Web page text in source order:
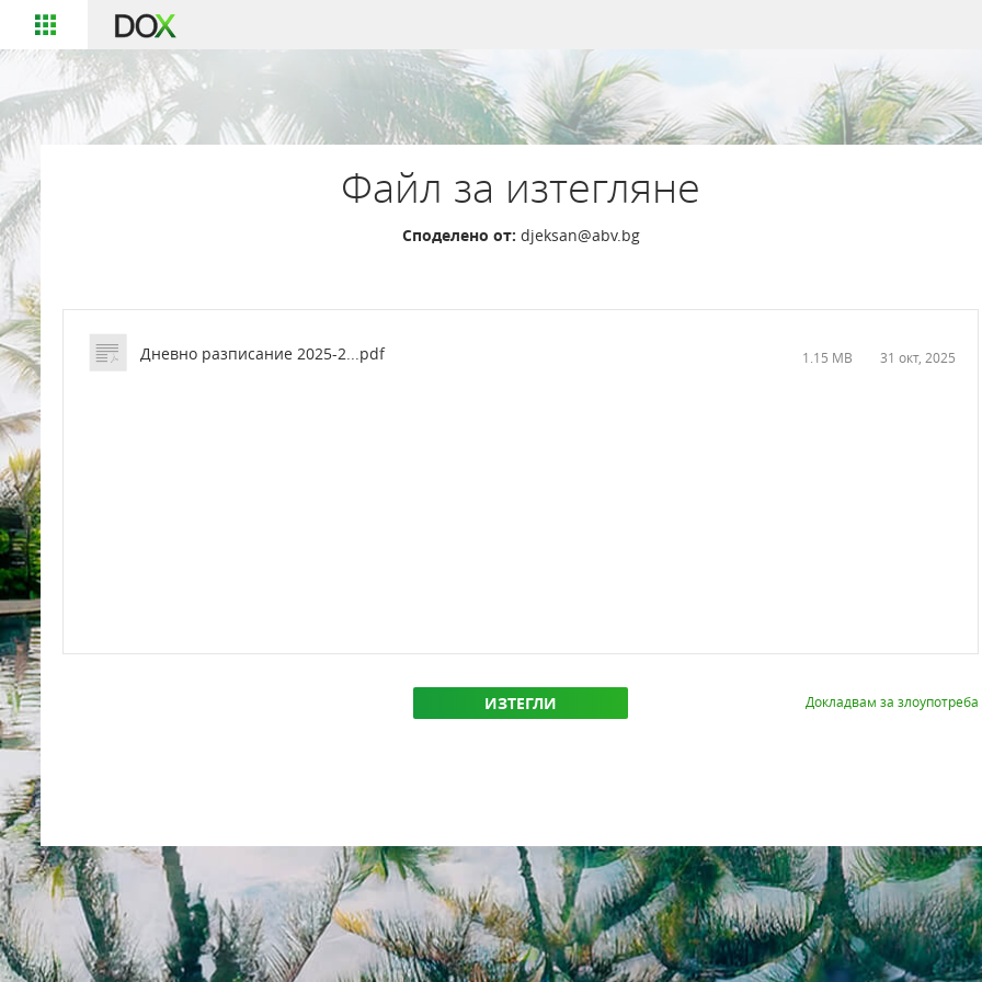
Файл за изтегляне
Споделено от: djeksan@abv.bg
Дневно разписание 2025-2...pdf 31 окт, 2025
1.15 MB
ИЗТЕГЛИ Докладвам за злоупотреба